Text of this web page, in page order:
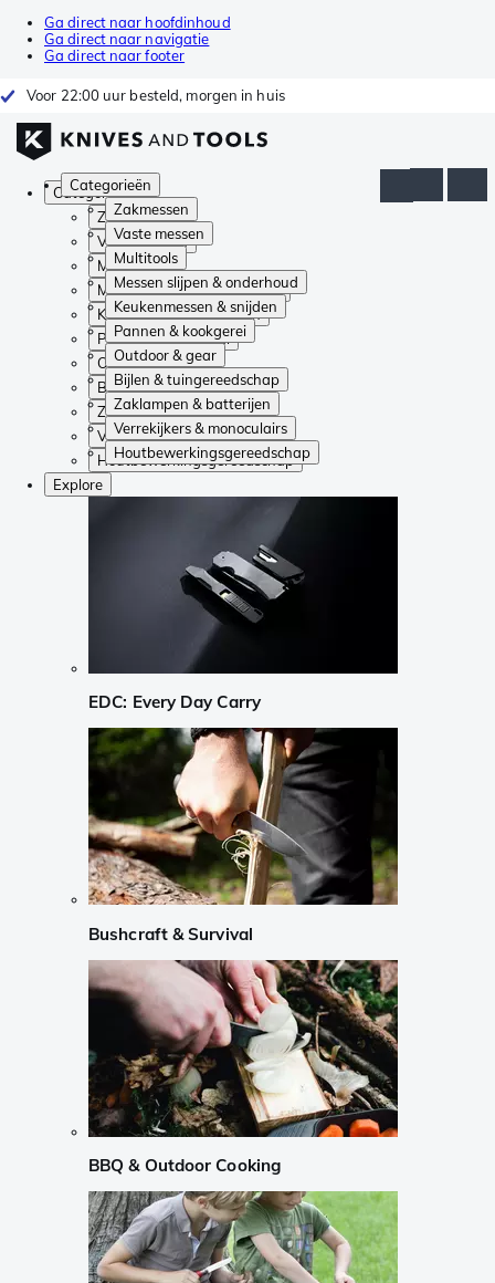
Ga direct naar hoofdinhoud
Ga direct naar navigatie
Ga direct naar footer
Voor 22:00 uur besteld, morgen in huis
Categorieën
Zakmessen
Vaste messen
Multitools
Messen slijpen & onderhoud
Keukenmessen & snijden
Pannen & kookgerei
Outdoor & gear
Bijlen & tuingereedschap
Zaklampen & batterijen
Verrekijkers & monoculairs
Houtbewerkingsgereedschap
Categorieën
Zakmessen
Vaste messen
Multitools
Messen slijpen & onderhoud
Keukenmessen & snijden
Pannen & kookgerei
Outdoor & gear
Bijlen & tuingereedschap
Zaklampen & batterijen
Verrekijkers & monoculairs
Houtbewerkingsgereedschap
Explore
EDC: Every Day Carry
Bushcraft & Survival
BBQ & Outdoor Cooking